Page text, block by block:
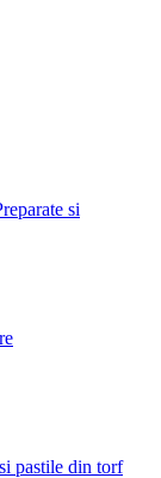
si
pastile din torf